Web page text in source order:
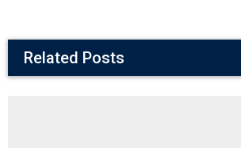
Related Posts